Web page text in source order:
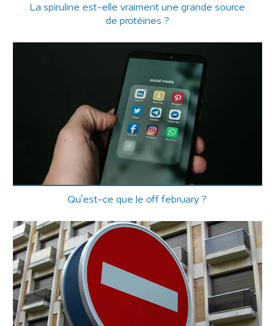
La spiruline est-elle vraiment une grande source
de protéines ?
Qu'est-ce que le off february ?